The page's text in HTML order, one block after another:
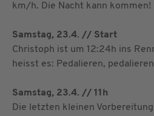
km/h. Die Nacht kann kommen!
Samstag, 23.4. // Start
Christoph ist um 12:24h ins
heisst es: Pedalieren,
Samstag, 23.4. // 11h
Die letzten kleinen